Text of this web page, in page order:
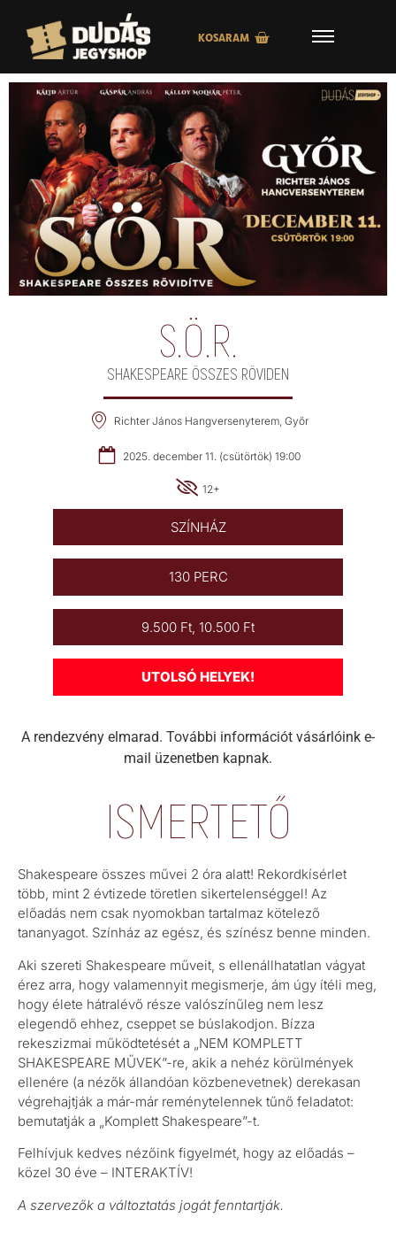
KOSARAM
S.Ö.R.
SHAKESPEARE ÖSSZES RÖVIDEN
Richter János Hangversenyterem, Győr
2025. december 11. (csütörtök) 19:00
12+
SZÍNHÁZ
130 PERC
9.500 Ft, 10.500 Ft
UTOLSÓ HELYEK!
A rendezvény elmarad. További információt vásárlóink e-
mail üzenetben kapnak.
ISMERTETŐ
Shakespeare összes művei 2 óra alatt! Rekordkísérlet
több, mint 2 évtizede töretlen sikertelenséggel! Az
előadás nem csak nyomokban tartalmaz kötelező
tananyagot. Színház az egész, és színész benne minden.
Aki szereti Shakespeare műveit, s ellenállhatatlan vágyat
érez arra, hogy valamennyit megismerje, ám úgy ítéli meg,
hogy élete hátralévő része valószínűleg nem lesz
elegendő ehhez, cseppet se búslakodjon. Bízza
rekeszizmai működtetését a „NEM KOMPLETT
SHAKESPEARE MŰVEK”-re, akik a nehéz körülmények
ellenére (a nézők állandóan közbenevetnek) derekasan
végrehajtják a már-már reménytelennek tűnő feladatot:
bemutatják a „Komplett Shakespeare”-t.
Felhívjuk kedves nézőink figyelmét, hogy az előadás –
közel 30 éve – INTERAKTÍV!
A szervezők a változtatás jogát fenntartják.